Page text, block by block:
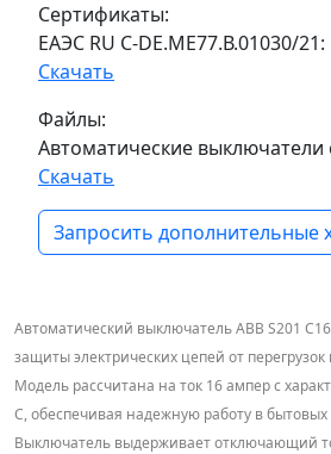
Сертификаты:
ЕАЭС RU С-DE.МЕ77.В.01030/21:
Скачать
Файлы:
Автоматические выключатели
Скачать
Запросить дополнительные
Автоматический выключатель ABB S201
защиты электрических цепей от
Модель рассчитана на ток 16 ампер с
C, обеспечивая надежную работу в
Выключатель выдерживает отключающий